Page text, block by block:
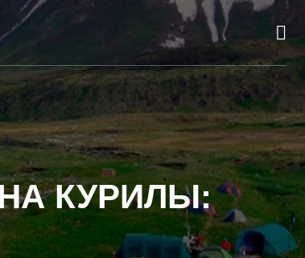
КУРИЛЫ: